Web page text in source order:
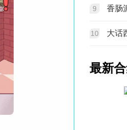
9
10
最新